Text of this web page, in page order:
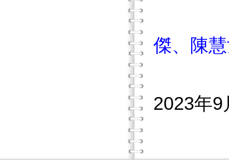
傑、陳
2023年9